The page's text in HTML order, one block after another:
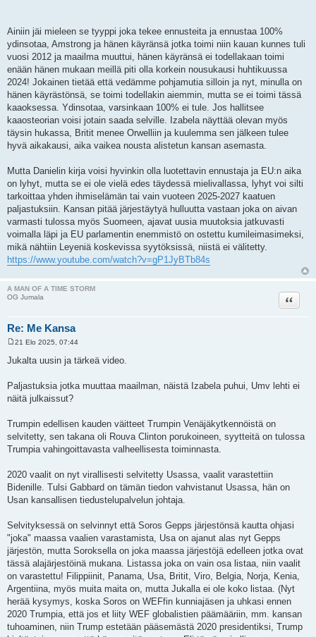
Ainiin jäi mieleen se tyyppi joka tekee ennusteita ja ennustaa 100%
ydinsotaa, Amstrong ja hänen käyränsä jotka toimi niin kauan kunnes tuli
vuosi 2012 ja maailma muuttui, hänen käyränsä ei todellakaan toimi
enään hänen mukaan meillä piti olla korkein nousukausi huhtikuussa
2024! Jokainen tietää että vedämme pohjamutia silloin ja nyt, minulla on
hänen käyrästönsä, se toimi todellakin aiemmin, mutta se ei toimi tässä
kaaoksessa. Ydinsotaa, varsinkaan 100% ei tule. Jos hallitsee
kaaosteorian voisi jotain saada selville. Izabela näyttää olevan myös
täysin hukassa, Britit menee Orwelliin ja kuulemma sen jälkeen tulee
hyvä aikakausi, aika vaikea nousta alistetun kansan asemasta.
Mutta Danielin kirja voisi hyvinkin olla luotettavin ennustaja ja EU:n aika
on lyhyt, mutta se ei ole vielä edes täydessä mielivallassa, lyhyt voi silti
tarkoittaa yhden ihmiselämän tai vain vuoteen 2025-2027 kaatuen
paljastuksiin. Kansan pitää järjestäytyä hulluutta vastaan joka on aivan
varmasti tulossa myös Suomeen, ajavat uusia muutoksia jatkuvasti
voimalla läpi ja EU parlamentin enemmistö on ostettu kumileimasimeksi,
mikä nähtiin Leyeniä koskevissa syytöksissä, niistä ei välitetty.
https://www.youtube.com/watch?v=gP1JyBTb84s
A MAN OF A TIME STORM
OG Jumala
Re: Me Kansa
Lainaa
e
i
21 Elo 2025, 07:44
Jukalta uusin ja tärkeä video.
Paljastuksia jotka muuttaa maailman, näistä Izabela puhui, Umv lehti ei
näitä julkaissut?
Trumpin edellisen kauden väitteet Trumpin Venäjäkytkennöistä on
selvitetty, sen takana oli Rouva Clinton porukoineen, syytteitä on tulossa
Trumpia vahingoittavasta valheellisesta toiminnasta.
2020 vaalit on nyt virallisesti selvitetty Usassa, vaalit varastettiin
Bidenille. Tulsi Gabbard on tämän tiedon vahvistanut Usassa, hän on
Usan kansallisen tiedustelupalvelun johtaja.
Selvityksessä on selvinnyt että Soros Gepps järjestönsä kautta ohjasi
"joka" maassa vaalien varastamista, Usa on ajanut alas nyt Gepps
järjestön, mutta Soroksella on joka maassa järjestöjä edelleen jotka ovat
tässä alajärjestöinä mukana. Listassa joka on vain osa listaa, niin vaalit
on varastettu! Filippiinit, Panama, Usa, Britit, Viro, Belgia, Norja, Kenia,
Argentiina, myös muita maita on, mutta Jukalla ei ole koko listaa. (Nyt
herää kysymys, koska Soros on WEFfin kunniajäsen ja uhkasi ennen
2020 Trumpia, että jos et liity WEF globalistien päämääriin, mm. kansan
tuhoaminen, niin Trump estetään pääsemästä 2020 presidentiksi, Trump